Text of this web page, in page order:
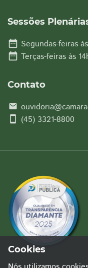
Sessões
date_range Segundas-feiras
date_range Terças-feiras às
Contato
email
smartphone (45) 3321-8800
Cookies